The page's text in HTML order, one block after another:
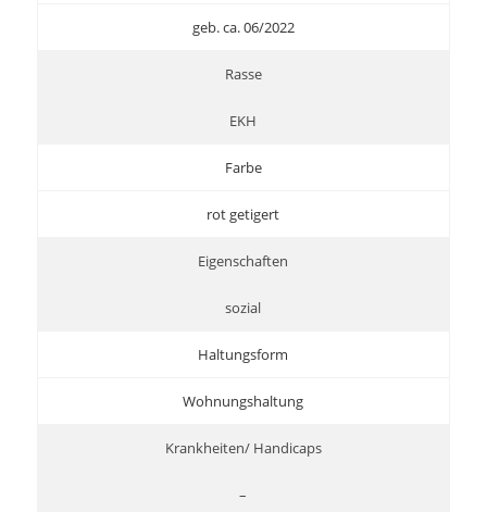
geb. ca. 06/2022
Rasse
EKH
Farbe
rot getigert
Eigenschaften
sozial
Haltungsform
Wohnungshaltung
Krankheiten/ Handicaps
–